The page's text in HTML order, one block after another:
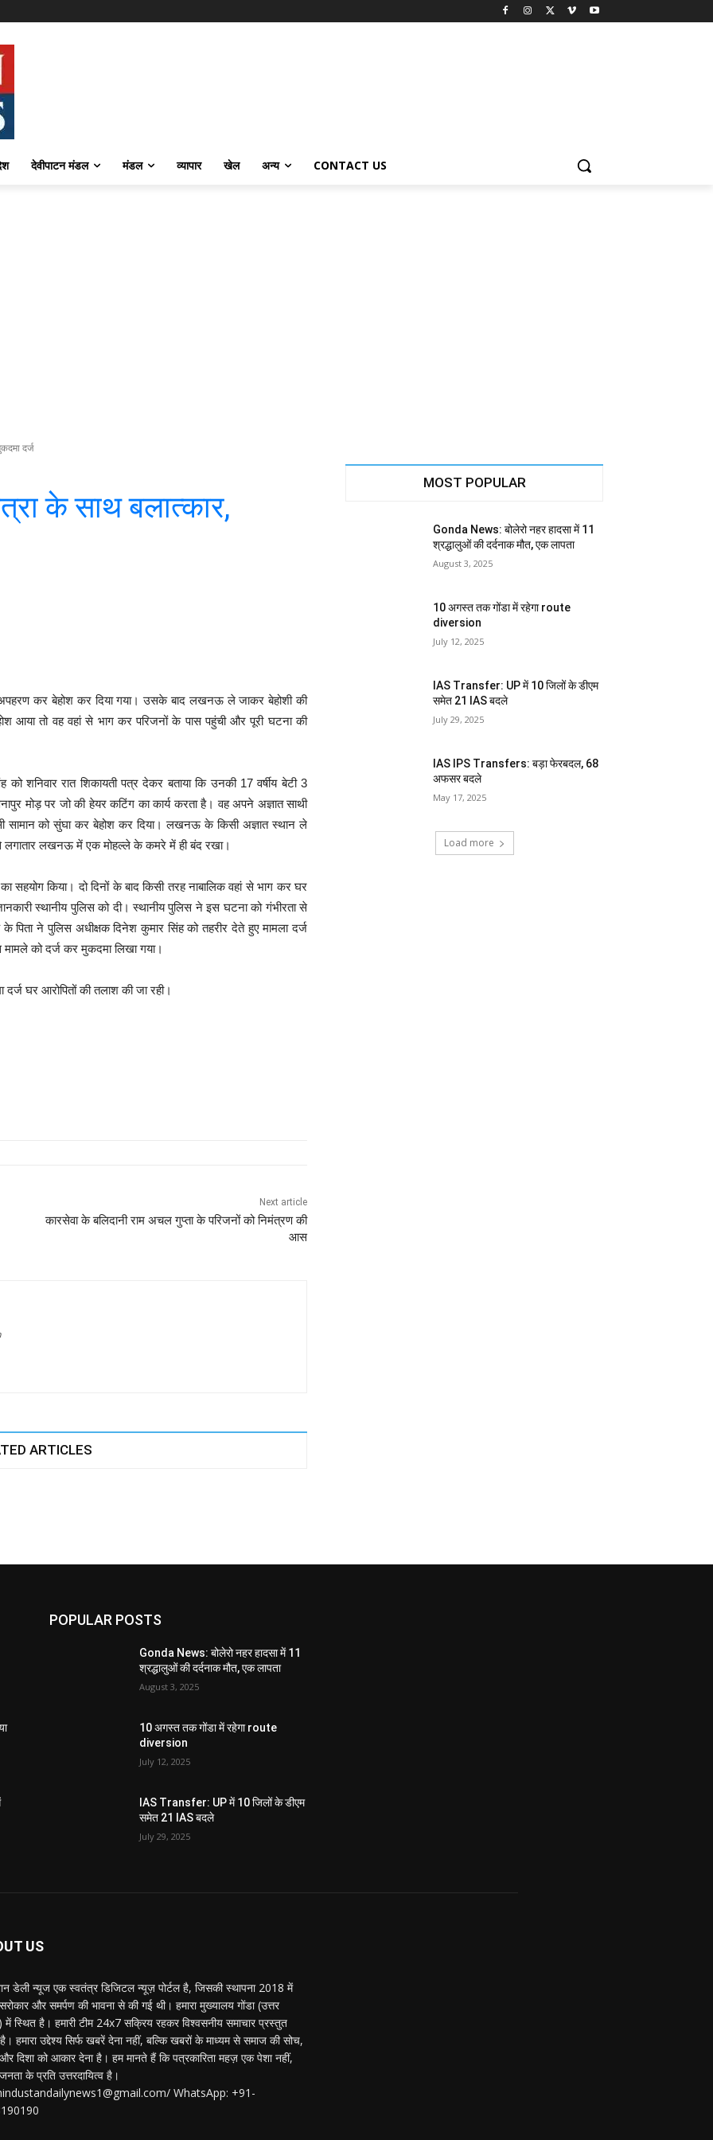
देवीपाटन मंडल मंडल व्यापार खेल अन्य CONTACT US
दर्ज
के साथ बलात्कार,
अपहरण कर बेहोश कर दिया गया। उसके बाद लखनऊ ले जाकर बेहोशी की
आया तो वह वहां से भाग कर परिजनों के पास पहुंची और पूरी घटना की
शनिवार रात शिकायती पत्र देकर बताया कि उनकी 17 वर्षीय बेटी 3
मोड़ पर जो की हेयर कटिंग का कार्य करता है। वह अपने अज्ञात साथी
को सुंघा कर बेहोश कर दिया। लखनऊ के किसी अज्ञात स्थान ले
लगातार लखनऊ में एक मोहल्ले के कमरे में ही बंद रखा।
किया। दो दिनों के बाद किसी तरह नाबालिक वहां से भाग कर घर
स्थानीय पुलिस को दी। स्थानीय पुलिस ने इस घटना को गंभीरता से
पिता ने पुलिस अधीक्षक दिनेश कुमार सिंह को तहरीर देते हुए मामला दर्ज
को दर्ज कर मुकदमा लिखा गया।
घर आरोपितों की तलाश की जा रही।
Next article
कारसेवा के बलिदानी राम अचल गुप्ता के परिजनों को निमंत्रण की
आस
ARTICLES
MOST POPULAR
Gonda News: बोलेरो नहर हादसा में 11
श्रद्धालुओं की दर्दनाक मौत, एक लापता
August 3, 2025
10 अगस्त तक गोंडा में रहेगा route
diversion
July 12, 2025
IAS Transfer: UP में 10 जिलों के डीएम
समेत 21 IAS बदले
July 29, 2025
IAS IPS Transfers: बड़ा फेरबदल, 68
अफसर बदले
May 17, 2025
Load more
POPULAR POSTS
Gonda News: बोलेरो नहर हादसा में 11
श्रद्धालुओं की दर्दनाक मौत, एक लापता
August 3, 2025
10 अगस्त तक गोंडा में रहेगा route
diversion
July 12, 2025
IAS Transfer: UP में 10 जिलों के डीएम
समेत 21 IAS बदले
July 29, 2025
US
डेली न्यूज एक स्वतंत्र डिजिटल न्यूज़ पोर्टल है, जिसकी स्थापना 2018 में
और समर्पण की भावना से की गई थी। हमारा मुख्यालय गोंडा (उत्तर
में स्थित है। हमारी टीम 24x7 सक्रिय रहकर विश्वसनीय समाचार प्रस्तुत
हमारा उद्देश्य सिर्फ खबरें देना नहीं, बल्कि खबरों के माध्यम से समाज की सोच,
दिशा को आकार देना है। हम मानते हैं कि पत्रकारिता महज़ एक पेशा नहीं,
के प्रति उत्तरदायित्व है।
WhatsApp: +91-